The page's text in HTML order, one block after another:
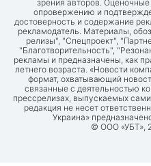
зрения авторов.
опровержению и
достоверность и содержание
рекламодатель. Материалы,
релизы", "Спецпроект",
"Благотворительность",
рекламы и предназначены, как
летнего возраста. «Новости
формат, охватывающий
связанные с деятельностью
прессрелизах, выпускаемых
редакция не несет
Украина»
© ООО «УБТ»,